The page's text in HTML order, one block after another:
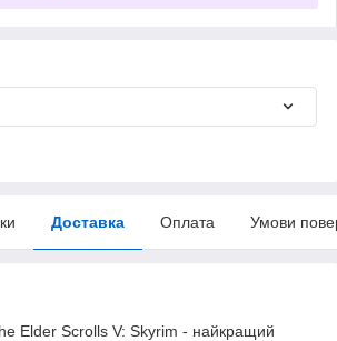
Доставка Оплата Умови
Elder Scrolls V: Skyrim - найкращий